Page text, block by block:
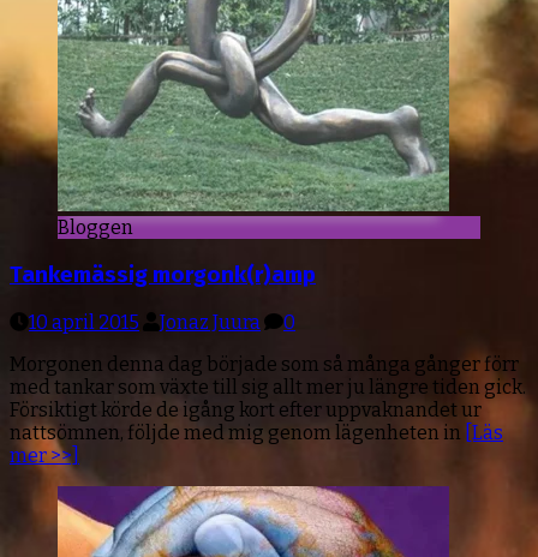
Bloggen
Tankemässig morgonk(r)amp
10 april 2015 Jonaz Juura
0
Morgonen denna dag började som så många gånger förr
med tankar som växte till sig allt mer ju längre tiden gick.
Försiktigt körde de igång kort efter uppvaknandet ur
nattsömnen, följde med mig genom lägenheten in [Läs
mer >>]